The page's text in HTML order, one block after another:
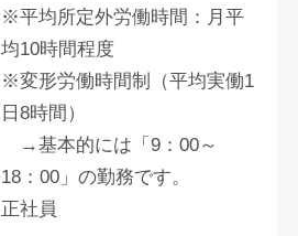
※平均所定外労働時間：月平
均10時間程度
※変形労働時間制（平均実働1
日8時間）
→基本的には「9：00～
18：00」の勤務です。
正社員